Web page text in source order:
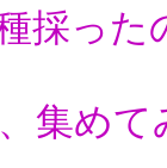
採った
集めて